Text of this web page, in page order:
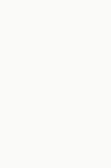
Maison de